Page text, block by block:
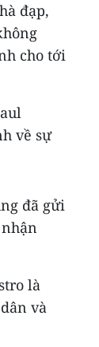
đạp,
cho tới
về sự
đã gửi
là
và